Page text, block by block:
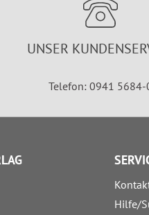
UNSER
Telefon: 0941 5684-
Hilfe/